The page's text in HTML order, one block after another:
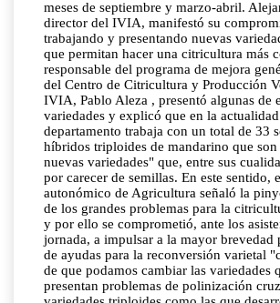
meses de septiembre y marzo-abril.
director del IVIA, manifestó su
trabajando y presentando nuevas
que permitan hacer una citricultura más
responsable del programa de mejora
del Centro de Citricultura y Producción
IVIA, Pablo Aleza , presentó algunas de
variedades y explicó que en la actualidad
departamento trabaja con un total de 33
híbridos triploides de mandarino que
nuevas variedades" que, entre sus
por carecer de semillas. En este sentido,
autonómico de Agricultura señaló la
de los grandes problemas para la
y por ello se comprometió, ante los
jornada, a impulsar a la mayor brevedad
de ayudas para la reconversión varietal
de que podamos cambiar las variedades
presentan problemas de polinización